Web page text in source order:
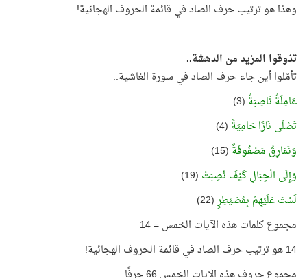
وهذا هو ترتيب حرف الصاد في قائمة الحروف الهجائية!
تذوقوا المزيد من الدهشة..
تأمّلوا أين جاء حرف الصاد في سورة الغاشية..
عَامِلَةٌ نَاصِبَةٌ (3)
تَصْلَى نَارًا حَامِيَةً (4)
وَنَمَارِقُ مَصْفُوفَةٌ (15)
وَإِلَى الْجِبَالِ كَيْفَ نُصِبَتْ (19)
لَسْتَ عَلَيْهِمْ بِمُصَيْطِرٍ(22)
مجموع كلمات هذه الآيات الخمس = 14
14 هو ترتيب حرف الصاد في قائمة الحروف الهجائية!